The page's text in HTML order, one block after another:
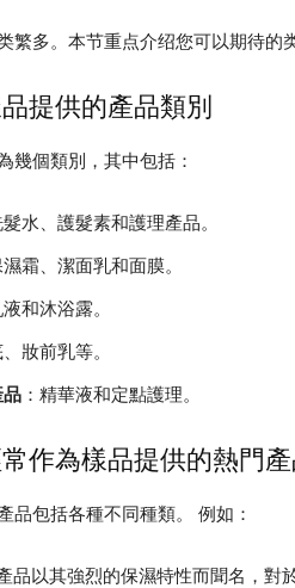
繁多。本节重点介绍您可以期待的类
提供的產品類別
幾個類別，其中包括：
髮水、護髮素和護理產品。
濕霜、潔面乳和面膜。
液和沐浴露。
、妝前乳等。
：精華液和定點護理。
作為樣品提供的熱門
品包括各種不同種類。 例如：
品以其強烈的保濕特性而聞名，對